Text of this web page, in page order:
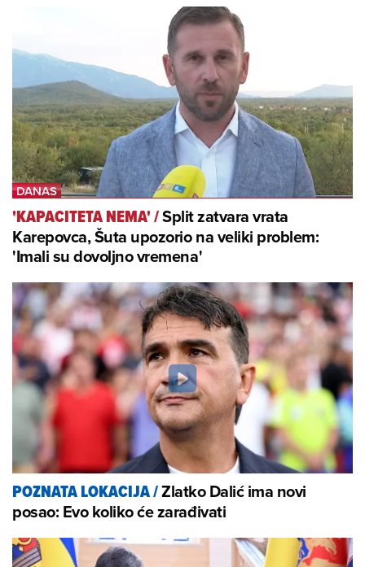
'KAPACITETA NEMA'/Split zatvara vrata
Karepovca, Šuta upozorio na veliki problem:
'Imali su dovoljno vremena'
POZNATA LOKACIJA/Zlatko Dalić ima novi
posao: Evo koliko će zarađivati